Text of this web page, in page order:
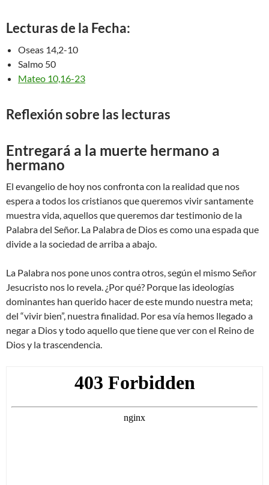
Lecturas de la Fecha:
Oseas 14,2-10
Salmo 50
Mateo 10,16-23
Reflexión sobre las lecturas
Entregará a la muerte hermano a
hermano
El evangelio de hoy nos confronta con la realidad que nos
espera a todos los cristianos que queremos vivir santamente
muestra vida, aquellos que queremos dar testimonio de la
Palabra del Señor. La Palabra de Dios es como una espada que
divide a la sociedad de arriba a abajo.
La Palabra nos pone unos contra otros, según el mismo Señor
Jesucristo nos lo revela. ¿Por qué? Porque las ideologías
dominantes han querido hacer de este mundo nuestra meta;
del “vivir bien”, nuestra finalidad. Por esa vía hemos llegado a
negar a Dios y todo aquello que tiene que ver con el Reino de
Dios y la trascendencia.